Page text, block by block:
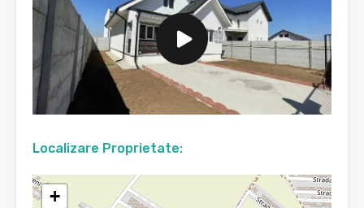
Localizare Proprietate:
+